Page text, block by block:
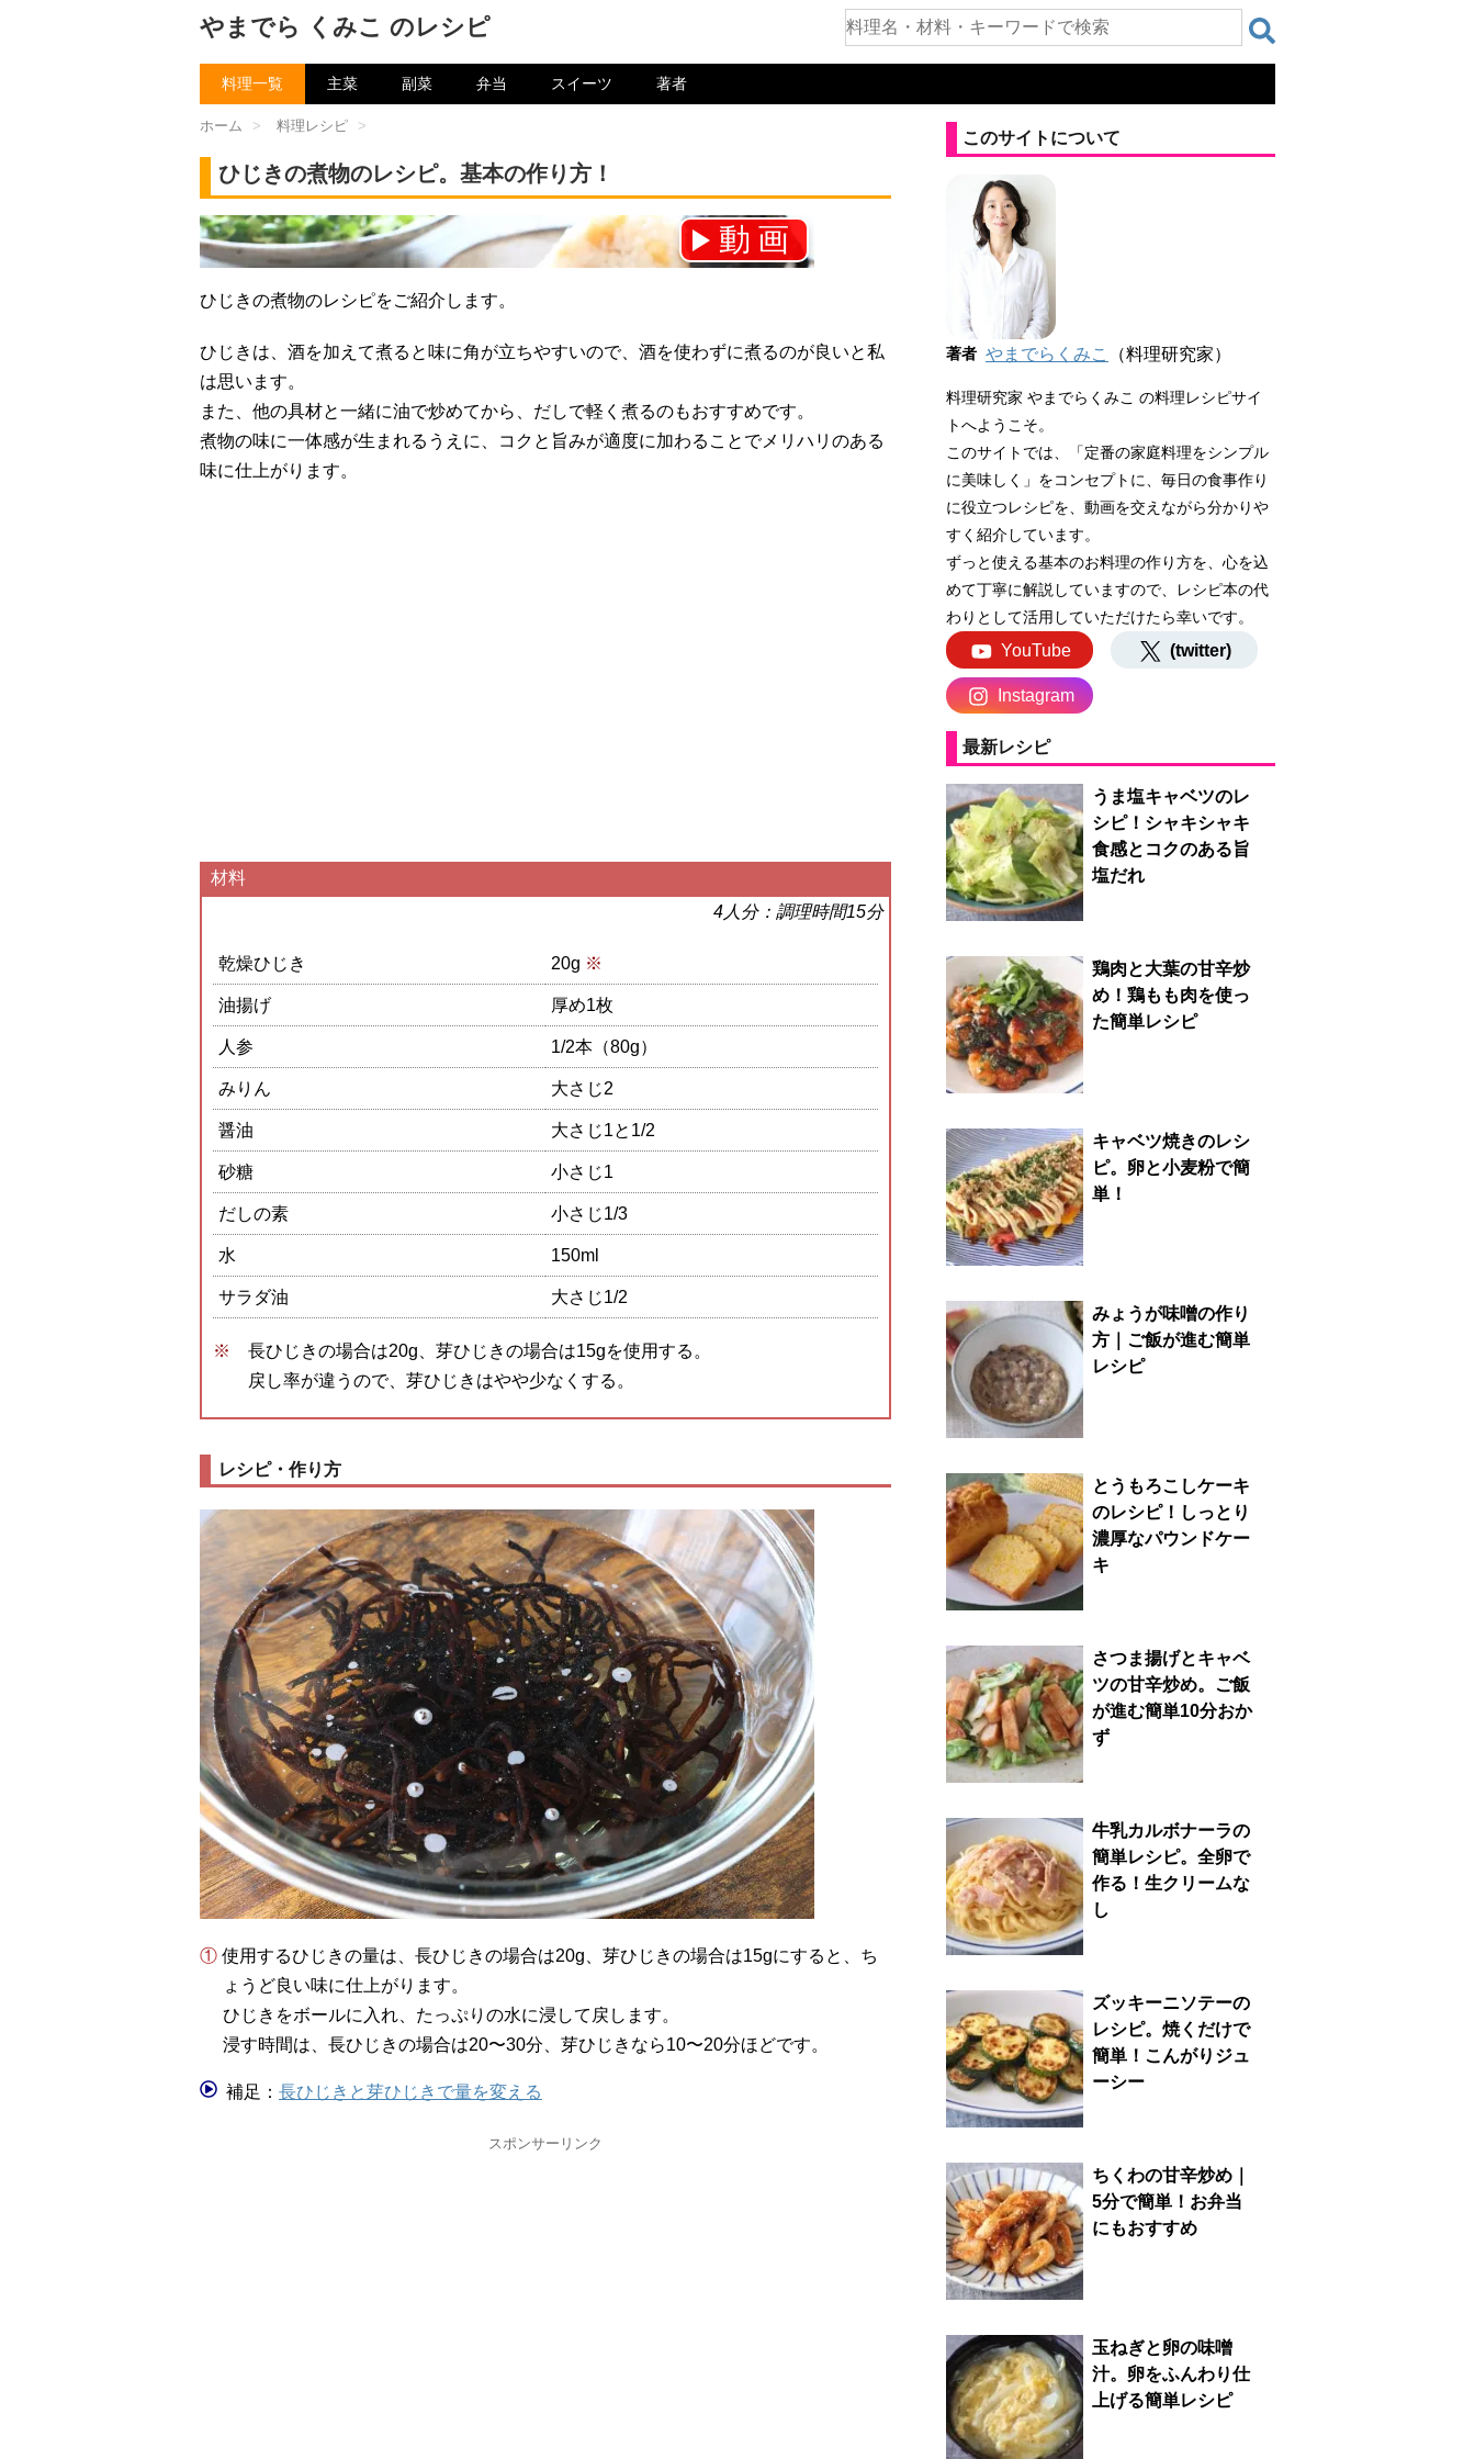
やまでら くみこ のレシピ
料理一覧 主菜 副菜 弁当 スイーツ 著者
ホーム > 料理レシピ >
ひじきの煮物のレシピ。基本の作り方！
動画
チャンネル登録をお願いします！⇒
ひじきの煮物のレシピをご紹介します。
ひじきは、酒を加えて煮ると味に角が立ちやすいので、酒を使わずに煮るのが良いと私
は思います。
また、他の具材と一緒に油で炒めてから、だしで軽く煮るのもおすすめです。
煮物の味に一体感が生まれるうえに、コクと旨みが適度に加わることでメリハリのある
味に仕上がります。
材料
4人分：調理時間15分
乾燥ひじき 20g ※
油揚げ 厚め1枚
人参 1/2本（80g）
みりん 大さじ2
醤油 大さじ1と1/2
砂糖 小さじ1
だしの素 小さじ1/3
水 150ml
サラダ油 大さじ1/2
長ひじきの場合は20g、芽ひじきの場合は15gを使用する。
戻し率が違うので、芽ひじきはやや少なくする。
レシピ・作り方
① 使用するひじきの量は、長ひじきの場合は20g、芽ひじきの場合は15gにすると、ち
ょうど良い味に仕上がります。
ひじきをボールに入れ、たっぷりの水に浸して戻します。
浸す時間は、長ひじきの場合は20〜30分、芽ひじきなら10〜20分ほどです。
補足： 長ひじきと芽ひじきで量を変える
スポンサーリンク
このサイトについて
著者 やまでらくみこ （料理研究家）
料理研究家 やまでらくみこ の料理レシピサイ
トへようこそ。
このサイトでは、「定番の家庭料理をシンプル
に美味しく」をコンセプトに、毎日の食事作り
に役立つレシピを、動画を交えながら分かりや
すく紹介しています。
ずっと使える基本のお料理の作り方を、心を込
めて丁寧に解説していますので、レシピ本の代
わりとして活用していただけたら幸いです。
YouTube (twitter)
Instagram
最新レシピ
うま塩キャベツのレ
シピ！シャキシャキ
食感とコクのある旨
塩だれ
鶏肉と大葉の甘辛炒
め！鶏もも肉を使っ
た簡単レシピ
キャベツ焼きのレシ
ピ。卵と小麦粉で簡
単！
みょうが味噌の作り
方｜ご飯が進む簡単
レシピ
とうもろこしケーキ
のレシピ！しっとり
濃厚なパウンドケー
キ
さつま揚げとキャベ
ツの甘辛炒め。ご飯
が進む簡単10分おか
ず
牛乳カルボナーラの
簡単レシピ。全卵で
作る！生クリームな
し
ズッキーニソテーの
レシピ。焼くだけで
簡単！こんがりジュ
ーシー
ちくわの甘辛炒め｜
5分で簡単！お弁当
にもおすすめ
玉ねぎと卵の味噌
汁。卵をふんわり仕
上げる簡単レシピ